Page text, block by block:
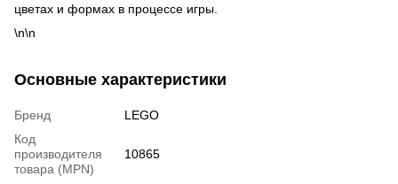
цветах и формах в процессе игры.
\n\n
Основные характеристики
Бренд
LEGO
Код
производителя
товара (MPN)
10865